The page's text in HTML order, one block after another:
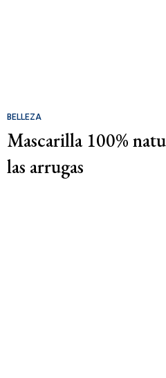
BELLEZA
Mascarilla 100%
las arrugas